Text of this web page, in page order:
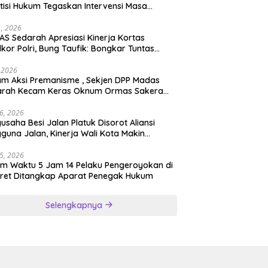
Hukum Tegaskan Intervensi Masa
2026
Sedarah Apresiasi Kinerja Kortas
Polri, Bung Taufik: Bongkar Tuntas
2026
Premanisme , Sekjen DPP Madas
Kecam Keras Oknum Ormas Sakera
2026
Besi Jalan Platuk Disorot Aliansi
Jalan, Kinerja Wali Kota Makin
2026
Waktu 5 Jam 14 Pelaku Pengeroyokan di
Ditangkap Aparat Penegak Hukum
Selengkapnya